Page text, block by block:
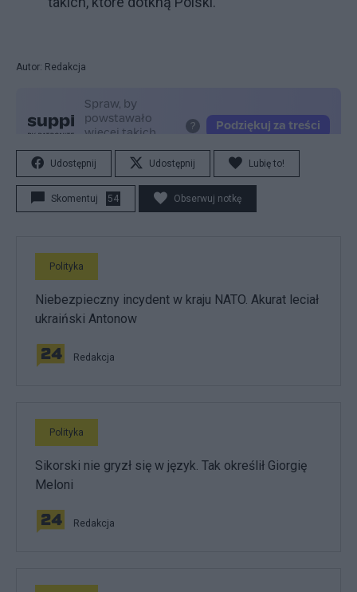
Autor: Redakcja
Udostępnij Udostępnij Lubię to!
Skomentuj 54 Obserwuj notkę
Polityka
Niebezpieczny incydent w kraju NATO. Akurat leciał
ukraiński Antonow
Redakcja
Polityka
Sikorski nie gryzł się w język. Tak określił Giorgię
Meloni
Redakcja